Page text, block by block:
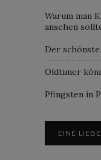
Warum man
ansehen
Der
Oldtimer
Pfingsten in
EINE